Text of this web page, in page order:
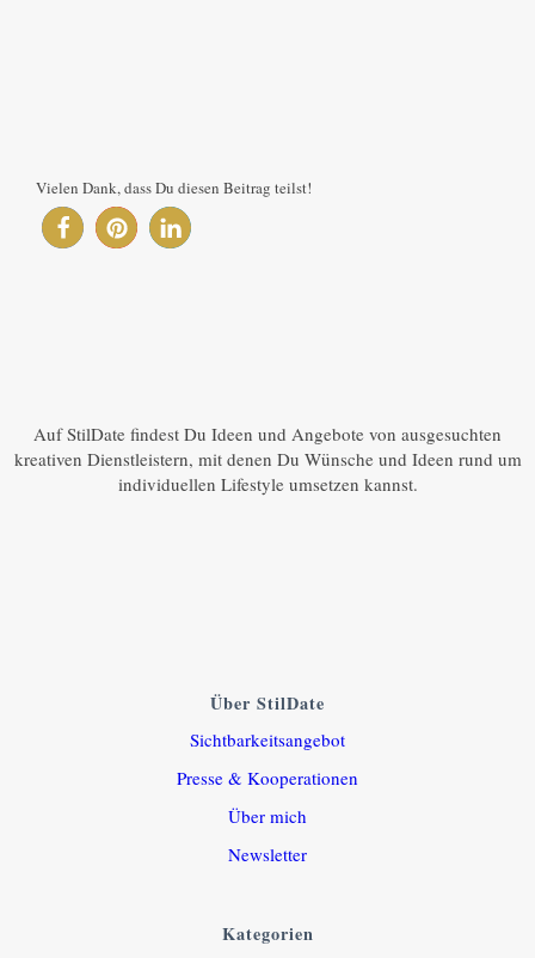
Vielen Dank, dass Du diesen Beitrag teilst!
Auf StilDate findest Du Ideen und Angebote von ausgesuchten
kreativen Dienstleistern, mit denen Du Wünsche und Ideen rund um
individuellen Lifestyle umsetzen kannst.
Über StilDate
Sichtbarkeitsangebot
Presse & Kooperationen
Über mich
Newsletter
Kategorien